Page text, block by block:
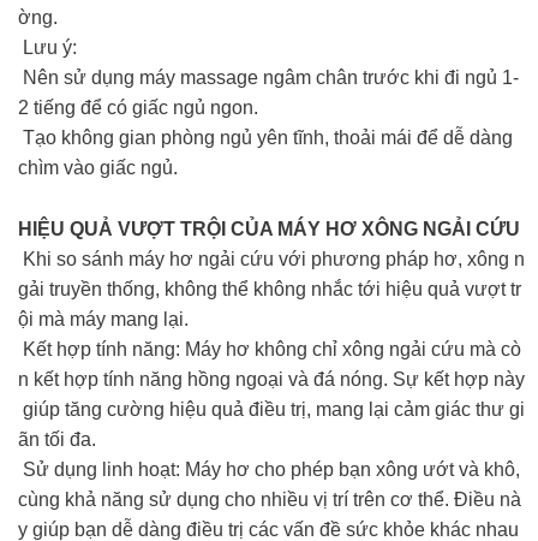
ờng.
Lưu ý:
Nên sử dụng máy massage ngâm chân trước khi đi ngủ 1-
2 tiếng để có giấc ngủ ngon.
Tạo không gian phòng ngủ yên tĩnh, thoải mái để dễ dàng
chìm vào giấc ngủ.
HIỆU QUẢ VƯỢT TRỘI CỦA MÁY HƠ XÔNG NGẢI CỨU
Khi so sánh máy hơ ngải cứu với phương pháp hơ, xông n
gải truyền thống, không thể không nhắc tới hiệu quả vượt tr
ội mà máy mang lại.
Kết hợp tính năng: Máy hơ không chỉ xông ngải cứu mà cò
n kết hợp tính năng hồng ngoại và đá nóng. Sự kết hợp này
giúp tăng cường hiệu quả điều trị, mang lại cảm giác thư gi
ãn tối đa.
Sử dụng linh hoạt: Máy hơ cho phép bạn xông ướt và khô,
cùng khả năng sử dụng cho nhiều vị trí trên cơ thể. Điều nà
y giúp bạn dễ dàng điều trị các vấn đề sức khỏe khác nhau